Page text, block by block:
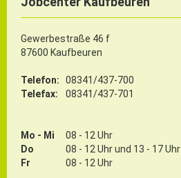
Gewerbestraße 46 f
87600 Kaufbeuren
Telefon:
08341/437-700
Telefax:
08341/437-701
Mo - Mi
08 - 12 Uhr
Do
08 - 12 Uhr und 13 - 17 Uhr
Fr
08 - 12 Uhr